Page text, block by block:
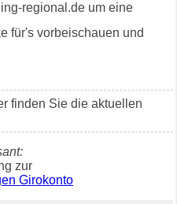
regional.de um eine
für's vorbeischauen und
finden Sie die aktuellen
zur
Girokonto